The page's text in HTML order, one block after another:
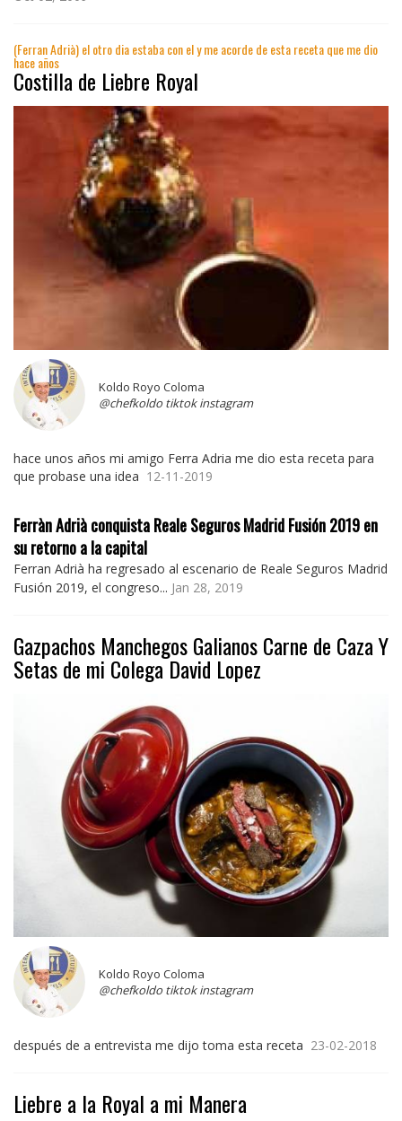
(Ferran Adrià) el otro dia estaba con el y me acorde de esta receta que me dio
hace años
Costilla de Liebre Royal
Koldo Royo Coloma
@chefkoldo tiktok instagram
hace unos años mi amigo Ferra Adria me dio esta receta para
que probase una idea 12-11-2019
Ferràn Adrià conquista Reale Seguros Madrid Fusión 2019 en
su retorno a la capital
Ferran Adrià ha regresado al escenario de Reale Seguros Madrid
Fusión 2019, el congreso... Jan 28, 2019
Gazpachos Manchegos Galianos Carne de Caza Y
Setas de mi Colega David Lopez
Koldo Royo Coloma
@chefkoldo tiktok instagram
después de a entrevista me dijo toma esta receta 23-02-2018
Liebre a la Royal a mi Manera